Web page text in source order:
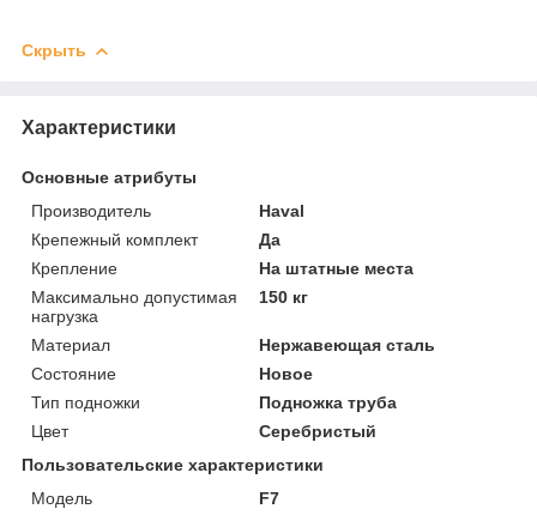
Скрыть
Характеристики
Основные атрибуты
Производитель
Haval
Крепежный комплект
Да
Крепление
На штатные места
Максимально допустимая
нагрузка
150 кг
Материал
Нержавеющая сталь
Состояние
Новое
Тип подножки
Подножка труба
Цвет
Серебристый
Пользовательские характеристики
Модель
F7